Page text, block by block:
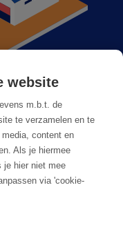
buurt
website
m.b.t. de
te verzamelen en te
content en
Als je hiermee
je hier niet mee
via 'cookie-